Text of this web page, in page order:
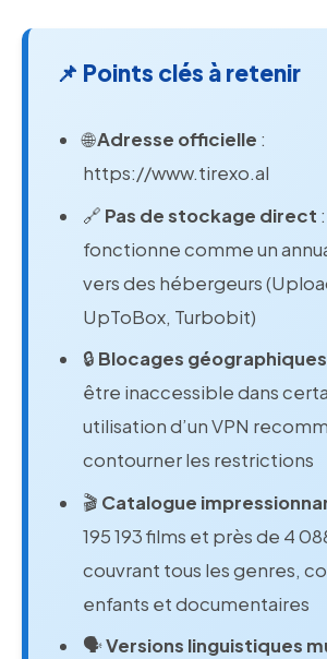
📌 Points clés à retenir
🌐Adresse officielle :
https://www.tirexo.al
🔗 Pas de stockage direct
fonctionne comme un
vers des hébergeurs
UpToBox, Turbobit)
🔒 Blocages géographiques
être inaccessible dans
utilisation d’un VPN
contourner les restrictions
🎬 Catalogue
195 193 films et près de 4
couvrant tous les genres,
enfants et documentaires
🗣️Versions linguistiques